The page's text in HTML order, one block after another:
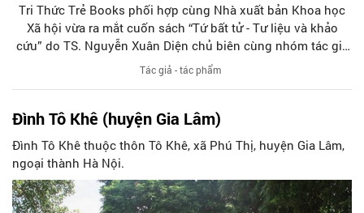
Tri Thức Trẻ Books phối hợp cùng Nhà xuất bản Khoa học
Xã hội vừa ra mắt cuốn sách “Tứ bất tử - Tư liệu và khảo
cứu” do TS. Nguyễn Xuân Diện chủ biên cùng nhóm tác giả
thực hiện. Đây được xem là chuyên khảo đầu tiên nghiên
cứu hệ thống về “Tứ bất tử” - bốn vị thần linh thiêng được
Việt Nam.
Tác giả - tác phẩm
Đình Tô Khê (huyện Gia Lâm)
Đình Tô Khê thuộc thôn Tô Khê, xã Phú Thị, huyện Gia Lâm,
ngoại thành Hà Nội.